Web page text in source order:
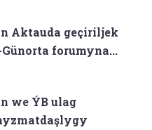
Aktauda geçiriljek
forumyna...
we ÝB ulag